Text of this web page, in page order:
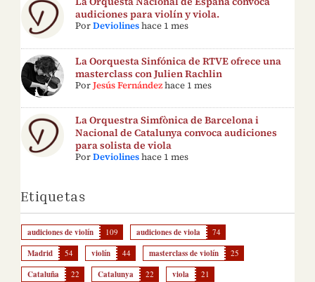
audiciones para violín y viola.
PorDeviolines hace 1 mes
La Oorquesta Sinfónica de RTVE ofrece una
masterclass con Julien Rachlin
PorJesús Fernández hace 1 mes
La Orquestra Simfònica de Barcelona i
Nacional de Catalunya convoca audiciones
para solista de viola
PorDeviolines hace 1 mes
Etiquetas
audiciones de violín 109 audiciones de viola 74
Madrid 54 violín 44 masterclass de violín 25
Cataluña 22 Catalunya 22 viola 21